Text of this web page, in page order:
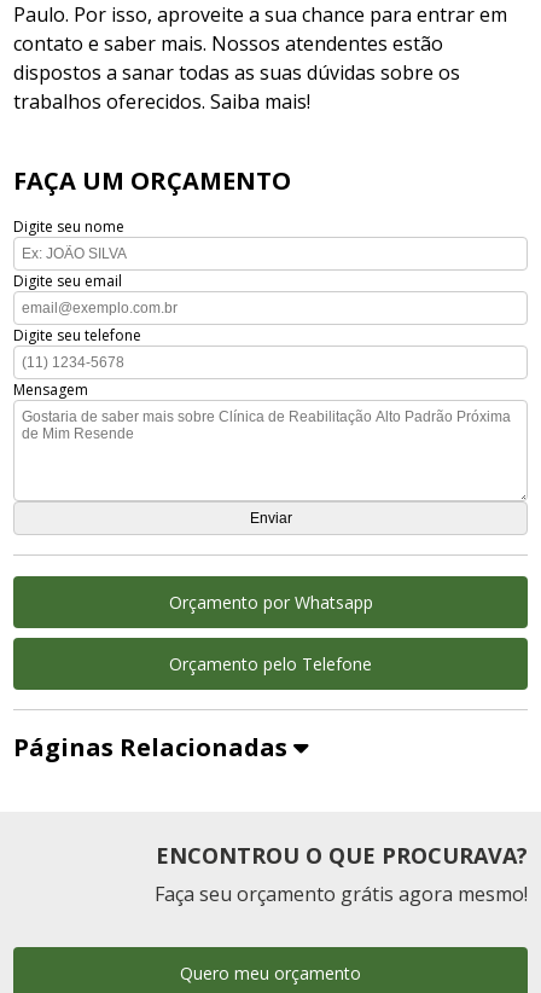
Paulo. Por isso, aproveite a sua chance para entrar em
contato e saber mais. Nossos atendentes estão
dispostos a sanar todas as suas dúvidas sobre os
trabalhos oferecidos. Saiba mais!
FAÇA UM ORÇAMENTO
Digite seu nome
Digite seu email
Digite seu telefone
Mensagem
Orçamento por Whatsapp
Orçamento pelo Telefone
Páginas Relacionadas
ENCONTROU O QUE PROCURAVA?
Faça seu orçamento grátis agora mesmo!
Quero meu orçamento